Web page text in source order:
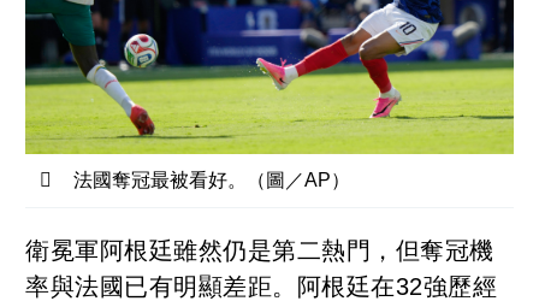
法國奪冠最被看好。（圖／AP）
衛冕軍阿根廷雖然仍是第二熱門，但奪冠機
率與法國已有明顯差距。阿根廷在32強歷經